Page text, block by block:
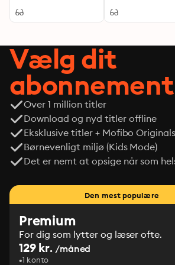
Meditations on the
Vælg dit
abonnement
Over 1 million titler
Download og nyd titler offline
Eksklusive titler + Mofibo Originals
Børnevenligt miljø (Kids Mode)
Det er nemt at opsige når som
Den mest populære
Premium
For dig som lytter og læser ofte.
129 kr. /måned
1 konto